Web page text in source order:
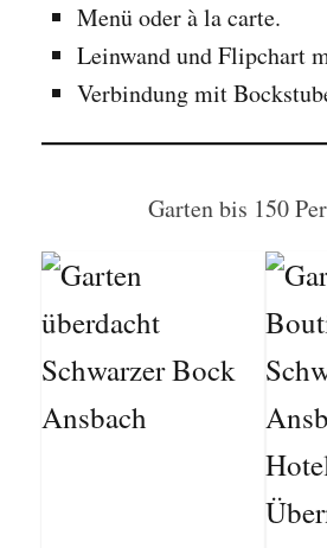
Menü oder à la carte.
Leinwand und Flipchart
Verbindung mit
Garten bis 150